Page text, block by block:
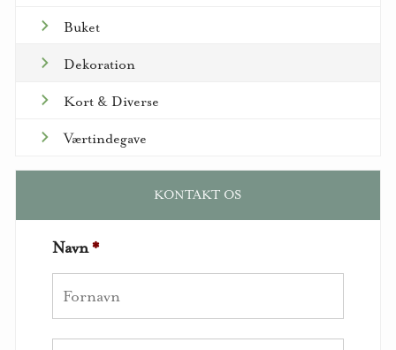
Buket
Dekoration
Kort & Diverse
Værtindegave
KONTAKT OS
Navn*